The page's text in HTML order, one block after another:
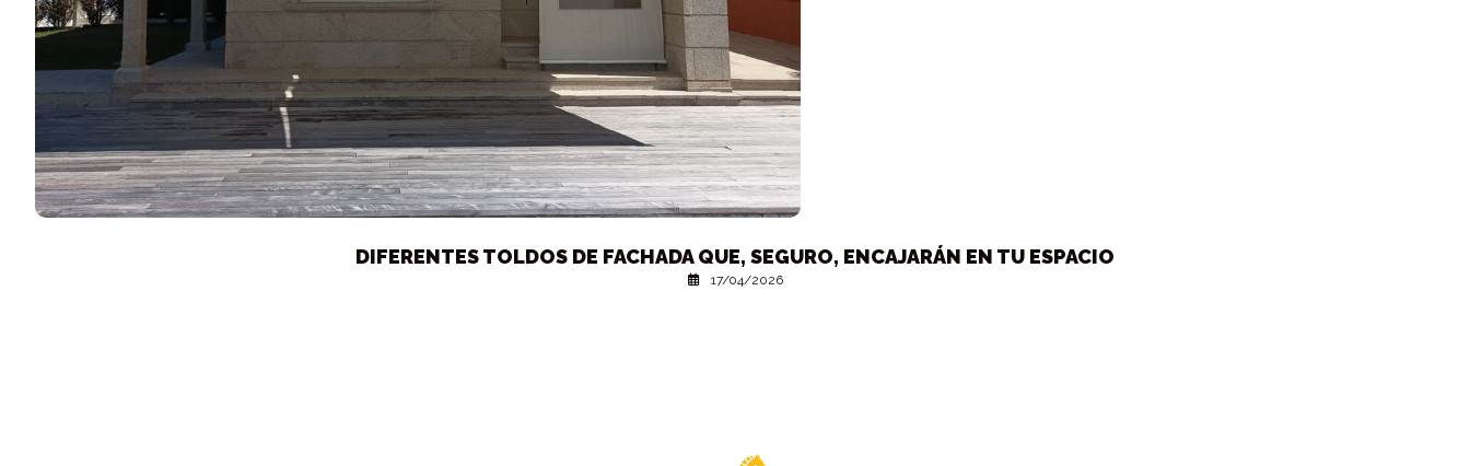
DIFERENTES TOLDOS DE FACHADA QUE, SEGURO, ENCAJARÁN EN TU ESPACIO
17/04/2026